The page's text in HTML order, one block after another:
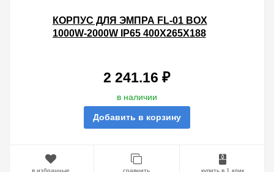
КОРПУС ДЛЯ ЭМПРА FL-01 BOX
1000W-2000W IP65 400Х265Х188
2 241.16 ₽
в наличии
Добавить в корзину
в избранные сравнить купить в 1 клик